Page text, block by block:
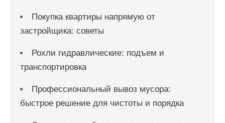
Покупка квартиры напрямую от
застройщика: советы
Рохли гидравлические: подъем и
транспортировка
Профессиональный вывоз мусора:
быстрое решение для чистоты и порядка